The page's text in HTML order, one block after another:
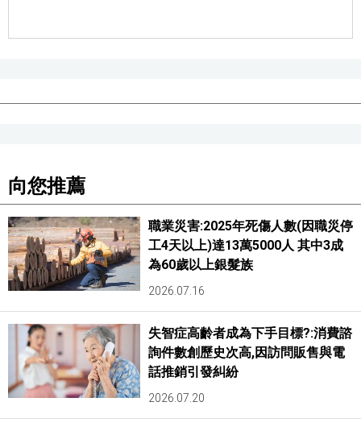
向您推薦
職業災害:2025年死傷人數(因職災停
工4天以上)達13萬5000人 其中3成
為60歲以上銀髮族
2026.07.16
失智症高齡者成為下手目標?:消費諮
詢件數創歷史次高,因訪問販售與電
話推銷引發糾紛
2026.07.20